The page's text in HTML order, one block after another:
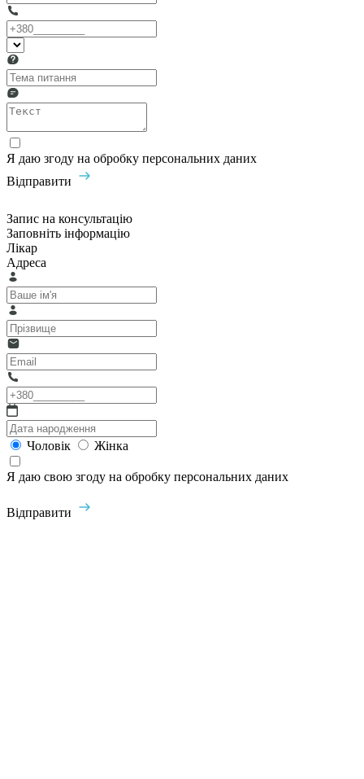
Я даю згоду на обробку персональних даних
Відправити
Запис на консультацію
Заповніть інформацію
Лікар
Адреса
Чоловік Жінка
Я даю свою згоду на обробку персональних даних
Відправити